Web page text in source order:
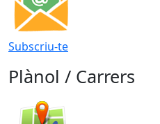
Subscriu-te
Plànol / Carrers